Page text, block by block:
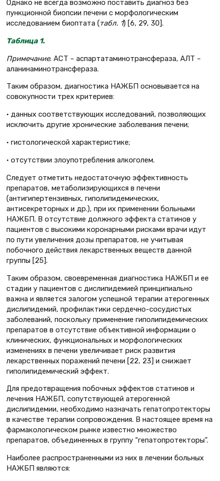
Однако не всегда возможно поставить диагноз без
пункционной биопсии печени с морфологическим
исследованием биоптата (табл. 1) [6, 29, 30].
Таблица 1.
Примечание. АСТ – аспартатаминотрансфераза, АЛТ –
аланинаминотрансфераза.
Таким образом, диагностика НАЖБП основывается на
совокупности трех критериев:
• данных соответствующих исследований, позволяющих
исключить другие хронические заболевания печени;
• гистологической характеристике;
• отсутствии злоупотребления алкоголем.
Следует отметить недостаточную эффективность
препаратов, метаболизирующихся в печени
(антигипертензивных, гиполипидемических,
антисекреторных и др.), при их применении больными
НАЖБП. В отсутствие должного эффекта статинов у
пациентов с высокими коронарными рисками врачи идут
по пути увеличения дозы препаратов, не учитывая
побочного действия лекарственных веществ данной
группы [25].
Таким образом, своевременная диагностика НАЖБП и ее
стадии у пациентов с дислипидемией принципиально
важна и является залогом успешной терапии атерогенных
дислипидемий, профилактики сердечно-сосудистых
заболеваний, поскольку применение гиполипидемических
препаратов в отсутствие объективной информации о
клинических, функциональных и морфологических
изменениях в печени увеличивает риск развития
лекарственных поражений печени [22, 23] и снижает
гиполипидемический эффект.
Для предотвращения побочных эффектов статинов и
лечения НАЖБП, сопутствующей атерогенной
дислипидемии, необходимо назначать гепатопротекторы
в качестве терапии сопровождения. В настоящее время на
фармакологическом рынке известно множество
препаратов, объединенных в группу “гепатопротекторы”.
Наиболее распространенными из них в лечении больных
НАЖБП являются: